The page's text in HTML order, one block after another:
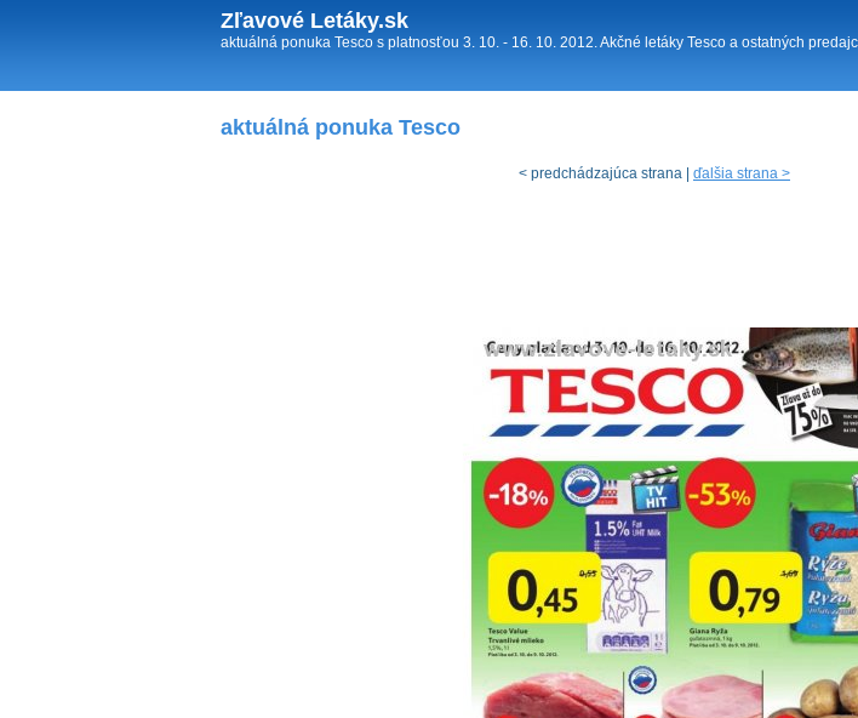
Zľavové Letáky.sk
aktuálná ponuka Tesco s platnosťou 3. 10. - 16. 10. 2012. Akčné letáky Tesco a ostatných
aktuálná ponuka Tesco
< predchádzajúca strana | ďalšia strana >